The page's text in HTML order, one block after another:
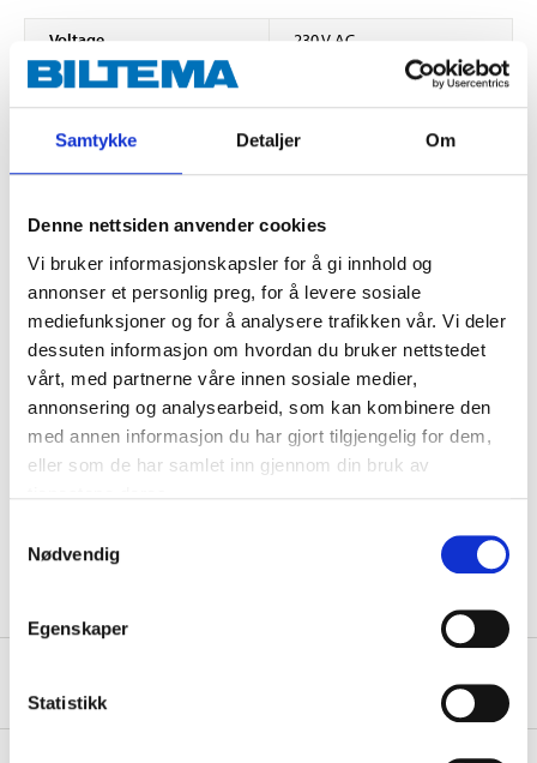
Samtykke Detaljer Om
Denne nettsiden anvender cookies
Vi bruker informasjonskapsler for å gi innhold og
annonser et personlig preg, for å levere sosiale
mediefunksjoner og for å analysere trafikken vår. Vi deler
dessuten informasjon om hvordan du bruker nettstedet
vårt, med partnerne våre innen sosiale medier,
annonsering og analysearbeid, som kan kombinere den
med annen informasjon du har gjort tilgjengelig for dem,
eller som de har samlet inn gjennom din bruk av
Nødvendig
Egenskaper
Statistikk
Voltage
230 V AC
Power
15000 hours
Energy class
E
Diameter
60 mm
Height
104 mm